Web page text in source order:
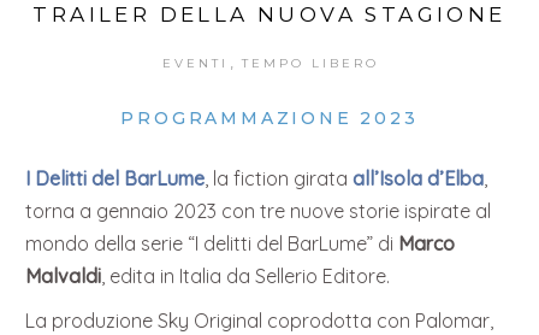
TRAILER DELLA NUOVA STAGIONE
EVENTI , TEMPO LIBERO
PROGRAMMAZIONE 2023
I Delitti del BarLume, la fiction girataall’Isola d’Elba,
torna a gennaio 2023 con tre nuove storie ispirate al
mondo della serie “I delitti del BarLume” di Marco
Malvaldi, edita in Italia da Sellerio Editore.
La produzione Sky Original coprodotta con Palomar,